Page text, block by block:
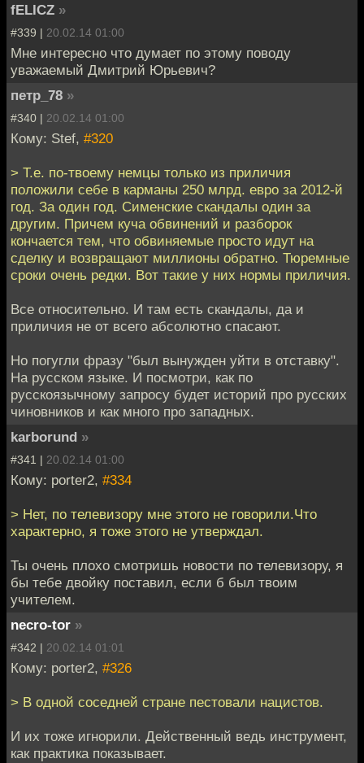
fELICZ »
#339 | 20.02.14 01:00
Мне интересно что думает по этому поводу
уважаемый Дмитрий Юрьевич?
петр_78 »
#340 | 20.02.14 01:00
Кому: Stef, #320
> Т.е. по-твоему немцы только из приличия
положили себе в карманы 250 млрд. евро за 2012-й
год. За один год. Сименские скандалы один за
другим. Причем куча обвинений и разборок
кончается тем, что обвиняемые просто идут на
сделку и возвращают миллионы обратно. Тюремные
сроки очень редки. Вот такие у них нормы приличия.
Все относительно. И там есть скандалы, да и
приличия не от всего абсолютно спасают.
Но погугли фразу "был вынужден уйти в отставку".
На русском языке. И посмотри, как по
русскоязычному запросу будет историй про русских
чиновников и как много про западных.
karborund »
#341 | 20.02.14 01:00
Кому: porter2, #334
> Нет, по телевизору мне этого не говорили.Что
характерно, я тоже этого не утверждал.
Ты очень плохо смотришь новости по телевизору, я
бы тебе двойку поставил, если б был твоим
учителем.
necro-tor »
#342 | 20.02.14 01:01
Кому: porter2, #326
> В одной соседней стране пестовали нацистов.
И их тоже игнорили. Действенный ведь инструмент,
как практика показывает.